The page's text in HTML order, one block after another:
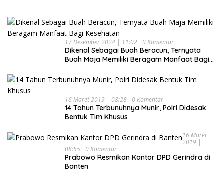
17 Desember 2024 | 11:02 0 Komentar
Dikenal Sebagai Buah Beracun, Ternyata
Buah Maja Memiliki Beragam Manfaat Bagi
16 Maret 2019 | 08:28 0 Komentar
14 Tahun Terbunuhnya Munir, Polri Didesak
Bentuk Tim Khusus
16 Maret
2019 |
08:55 0 Komentar
Prabowo Resmikan Kantor DPD Gerindra di
Banten